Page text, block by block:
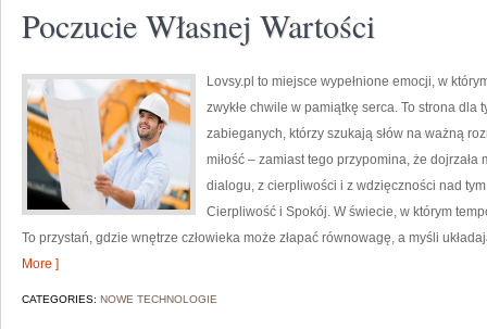
Poczucie Własnej Wartości
Lovsy.pl to miejsce wypełnione emocji, w
zwykłe chwile w pamiątkę serca. To strona dla
zabieganych, którzy szukają słów na ważną
miłość – zamiast tego przypomina, że
dialogu, z cierpliwości i z wdzięczności nad
Cierpliwość i Spokój. W świecie, w którym
To przystań, gdzie wnętrze człowieka może złapać równowagę, a myśli
More ]
CATEGORIES: NOWE TECHNOLOGIE